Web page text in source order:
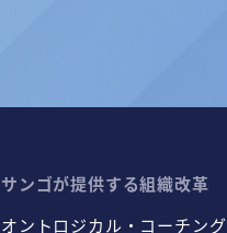
サンゴが提供する組織改革
オントロジカル・コーチング